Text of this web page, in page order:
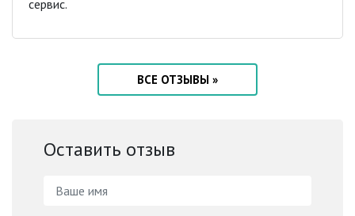
сервис.
ВСЕ ОТЗЫВЫ »
Оставить отзыв